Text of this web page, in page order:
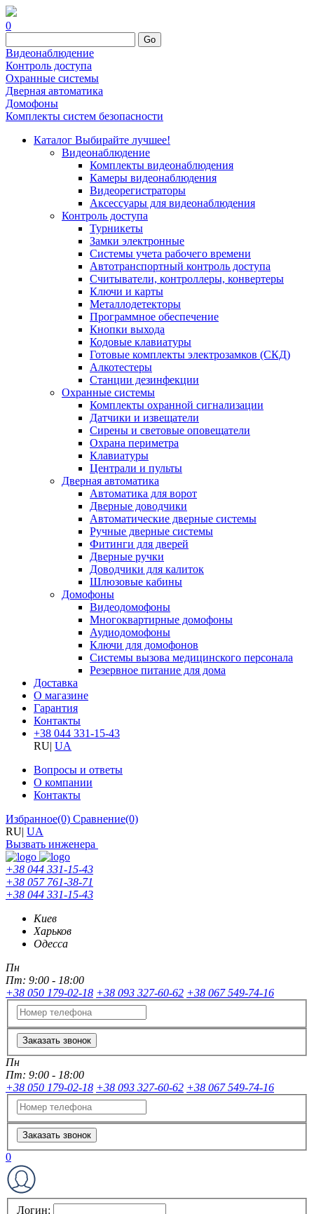
0
Go
Видеонаблюдение
Контроль доступа
Охранные системы
Дверная автоматика
Домофоны
Комплекты систем безопасности
Каталог Выбирайте лучшее!
Видеонаблюдение
Комплекты видеонаблюдения
Камеры видеонаблюдения
Видеорегистраторы
Аксессуары для видеонаблюдения
Контроль доступа
Турникеты
Замки электронные
Системы учета рабочего времени
Автотранспортный контроль доступа
Считыватели, контроллеры, конвертеры
Ключи и карты
Металлодетекторы
Программное обеспечение
Кнопки выхода
Кодовые клавиатуры
Готовые комплекты электрозамков (СКД)
Алкотестеры
Станции дезинфекции
Охранные системы
Комплекты охранной сигнализации
Датчики и извещатели
Сирены и световые оповещатели
Охрана периметра
Клавиатуры
Централи и пульты
Дверная автоматика
Автоматика для ворот
Дверные доводчики
Автоматические дверные системы
Ручные дверные системы
Фитинги для дверей
Дверные ручки
Доводчики для калиток
Шлюзовые кабины
Домофоны
Видеодомофоны
Многоквартирные домофоны
Аудиодомофоны
Ключи для домофонов
Системы вызова медицинского персонала
Резервное питание для дома
Доставка
О магазине
Гарантия
Контакты
+38 044 331-15-43
RU| UA
Вопросы и ответы
О компании
Контакты
Избранное(0) Сравнение(0)
RU| UA
Вызвать инженера
+38 044 331-15-43
+38 057 761-38-71
+38 044 331-15-43
Киев
Харьков
Одесса
Пн
Пт: 9:00 - 18:00
+38 050 179-02-18 +38 093 327-60-62 +38 067 549-74-16
Заказать звонок
Пн
Пт: 9:00 - 18:00
+38 050 179-02-18 +38 093 327-60-62 +38 067 549-74-16
Заказать звонок
0
Логин: